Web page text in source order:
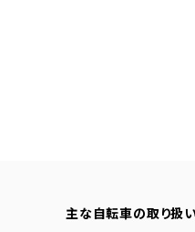
主な自転車の取り扱